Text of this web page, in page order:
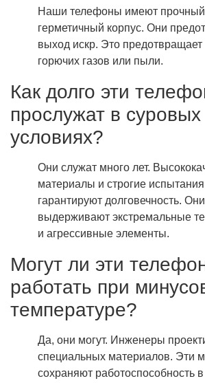
Наши телефоны имеют прочный
герметичный корпус. Они
выход искр. Это предотвращает
горючих газов или пыли.
Как долго эти
прослужат в суровых
условиях?
Они служат много лет.
материалы и строгие испытания
гарантируют долговечность. Они
выдерживают экстремальные
и агрессивные элементы.
Могут ли эти
работать при
температуре?
Да, они могут. Инженеры
специальных материалов. Эти
сохраняют работоспособность в